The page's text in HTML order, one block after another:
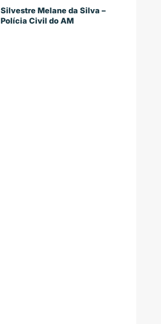
Silvestre Melane da Silva –
Polícia Civil do AM